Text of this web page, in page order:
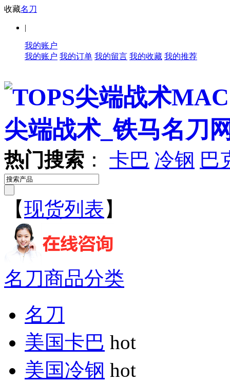
收藏名刀
|
我的账户
我的账户 我的订单 我的留言 我的收藏 我的推荐
热门搜索 ： 卡巴 冷钢 巴
【现货列表 】
名刀商品分类
名刀
美国卡巴 hot
美国冷钢 hot